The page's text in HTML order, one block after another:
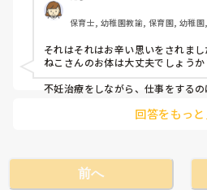
保育士, 幼稚園教諭, 保育園, 幼稚園
それはそれはお辛い思いをされま
ねこさんのお体は大丈夫でしょうか
不妊治療をしながら、仕事をする
素敵な報告を聞けること楽しみにし
回答をもっと
前へ